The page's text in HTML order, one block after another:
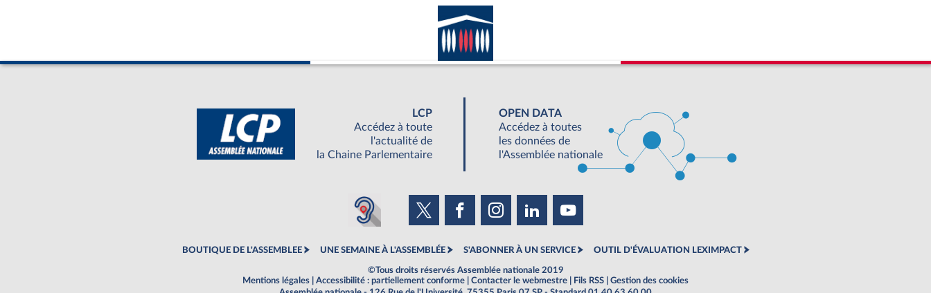
LCP
Accédez à toute
l'actualité de
la Chaine Parlementaire
OPEN DATA
Accédez à toutes
les données de
l'Assemblée nationale
BOUTIQUE DE L'ASSEMBLEE UNE SEMAINE À L'ASSEMBLÉE S'ABONNER À UN SERVICE OUTIL D'ÉVALUATION LEXIMPACT
©Tous droits réservés Assemblée nationale 2019
Mentions légales
Accessibilité : partiellement conforme Contacter le webmestre Fils RSS
Gestion des cookies